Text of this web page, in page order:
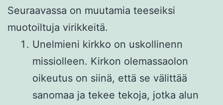
Seuraavassa on muutamia teeseiksi
muotoiltuja virikkeitä.
Unelmieni kirkko on uskollinenn
missiolleen. Kirkon olemassaolon
oikeutus on siinä, että se välittää
sanomaa ja tekee tekoja, jotka alun